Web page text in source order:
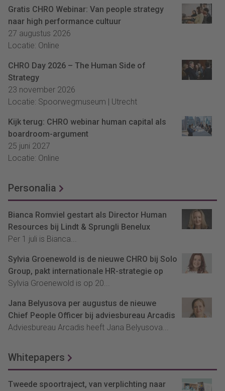
Gratis CHRO Webinar: Van people strategy
naar high performance cultuur
27 augustus 2026
Locatie: Online
CHRO Day 2026 – The Human Side of
Strategy
23 november 2026
Locatie: Spoorwegmuseum | Utrecht
Kijk terug: CHRO webinar human capital als
boardroom-argument
25 juni 2027
Locatie: Online
Personalia
Bianca Romviel gestart als Director Human
Resources bij Lindt & Sprungli Benelux
Per 1 juli is Bianca...
Sylvia Groenewold is de nieuwe CHRO bij Solo
Group, pakt internationale HR-strategie op
Sylvia Groenewold is op 20...
Jana Belyusova per augustus de nieuwe
Chief People Officer bij adviesbureau Arcadis
Adviesbureau Arcadis heeft Jana Belyusova...
Whitepapers
Tweede spoortraject, van verplichting naar